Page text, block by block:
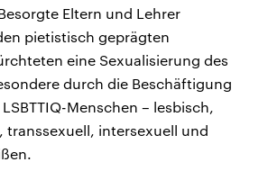
Eltern und Lehrer
pietistisch geprägten
eine Sexualisierung des
durch die Beschäftigung
Menschen – lesbisch,
transsexuell, intersexuell und